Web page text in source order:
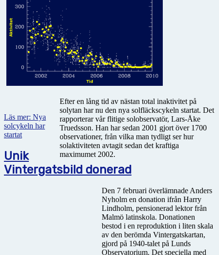
Efter en lång tid av nästan total inaktivitet på
solytan har nu den nya solfläckscykeln startat. Det
rapporterar vår flitige solobservatör, Lars-Åke
Truedsson. Han har sedan 2001 gjort över 1700
observationer, från vilka man tydligt ser hur
solaktiviteten avtagit sedan det kraftiga
maximumet 2002.
Läs mer: Nya
solcykeln har
startat
Unik
Vintergatsbild donerad
Den 7 februari överlämnade Anders
Nyholm en donation ifrån Harry
Lindholm, pensionerad lektor från
Malmö latinskola. Donationen
bestod i en reproduktion i liten skala
av den berömda Vintergatskartan,
gjord på 1940-talet på Lunds
Observatorium. Det speciella med